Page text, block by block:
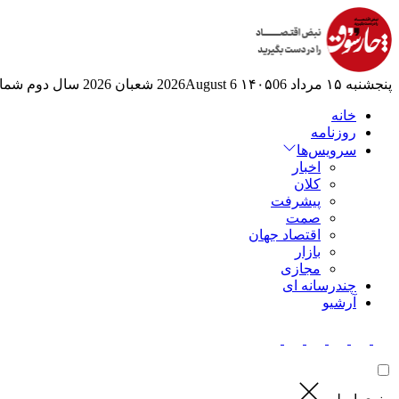
پنجشنبه ۱۵ مرداد ۱۴۰۵ 06 2026August 6 شعبان 2026 سال دوم
خانه
روزنامه
سرویس‌ها
اخبار
کلان
پیشرفت
صمت
اقتصاد جهان
بازار
مجازی
چندرسانه ای
آرشیو